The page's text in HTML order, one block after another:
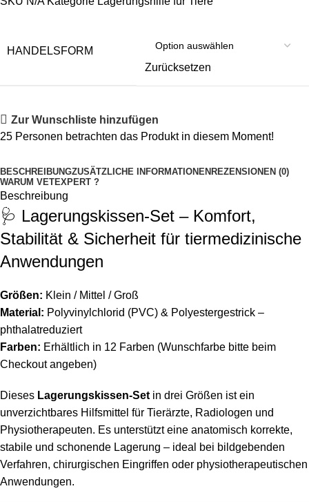
HANDELSFORM
Zurücksetzen
Zur Wunschliste hinzufügen
25 Personen betrachten das Produkt in diesem Moment!
BESCHREIBUNGZUSÄTZLICHE INFORMATIONEN REZENSIONEN (0)
WARUM VETEXPERT ?
Beschreibung
🩺 Lagerungskissen-Set – Komfort,
Stabilität & Sicherheit für tiermedizinische
Anwendungen
Größen: Klein / Mittel / Groß
Material: Polyvinylchlorid (PVC) & Polyestergestrick –
phthalatreduziert
Farben: Erhältlich in 12 Farben (Wunschfarbe bitte beim
Checkout angeben)
Dieses Lagerungskissen-Set in drei Größen ist ein
unverzichtbares Hilfsmittel für Tierärzte, Radiologen und
Physiotherapeuten. Es unterstützt eine anatomisch korrekte,
stabile und schonende Lagerung – ideal bei bildgebenden
Verfahren, chirurgischen Eingriffen oder physiotherapeutischen
Anwendungen.